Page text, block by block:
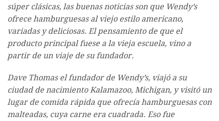
súper clásicas, las buenas noticias son que Wendy’s
ofrece hamburguesas al viejo estilo americano,
variadas y deliciosas. El pensamiento de que el
producto principal fuese a la vieja escuela, vino a
partir de un viaje de su fundador.
Dave Thomas el fundador de Wendy’s, viajó a su
ciudad de nacimiento Kalamazoo, Michigan, y visitó un
lugar de comida rápida que ofrecía hamburguesas con
malteadas, cuya carne era cuadrada. Eso fue